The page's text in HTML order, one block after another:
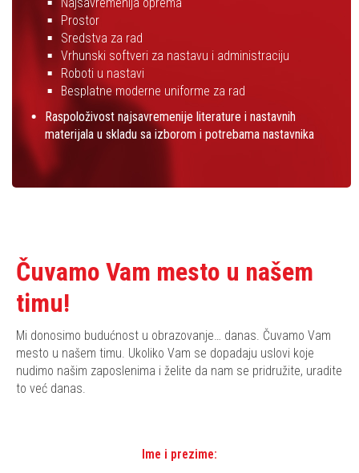
Prostor
Sredstva za rad
Vrhunski softveri za nastavu i administraciju
Roboti u nastavi
Besplatne moderne uniforme za rad
Raspoloživost najsavremenije literature i nastavnih
materijala u skladu sa izborom i potrebama nastavnika
Čuvamo Vam mesto u našem
timu!
Mi donosimo budućnost u obrazovanje… danas. Čuvamo Vam
mesto u našem timu. Ukoliko Vam se dopadaju uslovi koje
nudimo našim zaposlenima i želite da nam se pridružite, uradite
to već danas.
Ime i prezime: